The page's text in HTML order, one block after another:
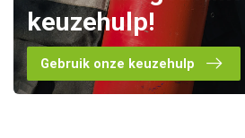
keuzehulp!
Gebruik onze keuzehulp